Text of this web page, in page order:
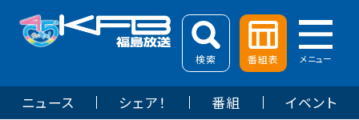
検索 番組表 メニュー
ニュース シェア！ 番組 イベント